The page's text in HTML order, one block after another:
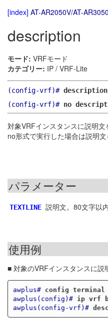
[index] AT-AR2050V/AT-
description
モード: VRFモード
カテゴリー: IP / VRF-Lite
(config-vrf)# description
(config-vrf)# no
対象VRFインスタンスに説明文
no形式で実行した場合は説明文
パラメーター
TEXTLINE 説明文。80文字以
使用例
■ 対象のVRFインスタンスに説
awplus# config terminal
awplus(config)#
ip vrf
awplus(config-vrf)#